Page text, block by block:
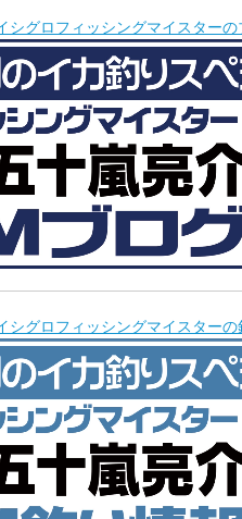
グロフィッシングマイスターの
グロフィッシングマイスターの